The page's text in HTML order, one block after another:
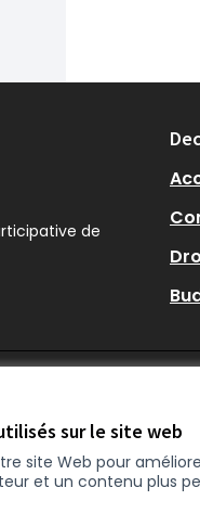
sur le site web
site Web pour
et un contenu plus
de